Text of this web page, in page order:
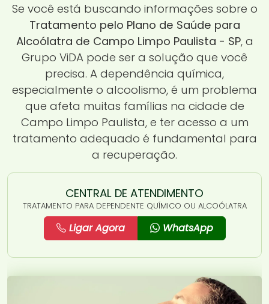
Se você está buscando informações sobre o
Tratamento pelo Plano de Saúde para
Alcoólatra de Campo Limpo Paulista - SP, a
Grupo ViDA pode ser a solução que você
precisa. A dependência química,
especialmente o alcoolismo, é um problema
que afeta muitas famílias na cidade de
Campo Limpo Paulista, e ter acesso a um
tratamento adequado é fundamental para
a recuperação.
CENTRAL DE ATENDIMENTO
TRATAMENTO PARA DEPENDENTE QUÍMICO OU ALCOÓLATRA
Ligar Agora WhatsApp